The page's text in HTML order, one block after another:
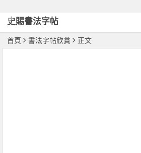
史賜書法字帖
首頁 書法字帖欣賞 正文